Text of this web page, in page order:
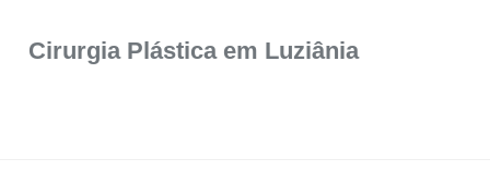
Cirurgia Plástica em Luziânia